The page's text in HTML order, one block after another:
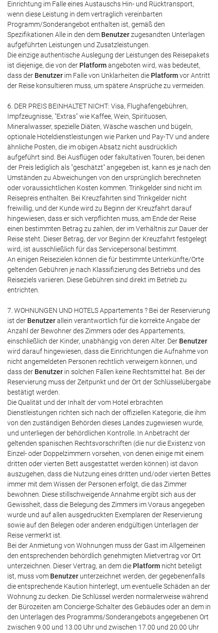
Einrichtung im Falle eines Austauschs Hin- und Rücktransport,
wenn diese Leistung in dem vertraglich vereinbarten
Programm/Sonderangebot enthalten ist, gemäß den
Spezifikationen Alle in den dem Benutzerzugesandten Unterlagen
aufgeführten Leistungen und Zusatzleistungen.
Die einzige authentische Auslegung der Leistungen des Reisepakets
ist diejenige, die von der Platformangeboten wird, was bedeutet,
dass der Benutzer im Falle von Unklarheiten die Platformvor Antritt
der Reise konsultieren muss, um spätere Ansprüche zu vermeiden.
6. DER PREIS BEINHALTET NICHT: Visa, Flughafengebühren,
Impfzeugnisse, "Extras" wie Kaffee, Wein, Spirituosen,
Mineralwasser, spezielle Diäten, Wäsche waschen und bügeln,
optionale Hoteldienstleistungen wie Parken und Pay-TV und andere
ähnliche Posten, die im obigen Absatz nicht ausdrücklich
aufgeführt sind. Bei Ausflügen oder fakultativen Touren, bei denen
der Preis lediglich als "geschätzt" angegeben ist, kann es je nach den
Umständen zu Abweichungen von den ursprünglich berechneten
oder voraussichtlichen Kosten kommen. Trinkgelder sind nicht im
Reisepreis enthalten. Bei Kreuzfahrten sind Trinkgelder nicht
freiwillig, und der Kunde wird zu Beginn der Kreuzfahrt darauf
hingewiesen, dass er sich verpflichten muss, am Ende der Reise
einen bestimmten Betrag zu zahlen, der im Verhältnis zur Dauer der
Reise steht. Dieser Betrag, der vor Beginn der Kreuzfahrt festgelegt
wird, ist ausschließlich für das Servicepersonal bestimmt.
An einigen Reisezielen können die für bestimmte Unterkünfte/Orte
geltenden Gebühren je nach Klassifizierung des Betriebs und des
Reiseziels variieren. Diese Gebühren sind direkt im Betrieb zu
entrichten.
7. WOHNUNGEN UND HOTELS Appartements ? Bei der Reservierung
ist der Benutzerallein verantwortlich für die korrekte Angabe der
Anzahl der Bewohner des Zimmers oder des Appartements,
einschließlich der Kinder, unabhängig von deren Alter. Der Benutzer
wird darauf hingewiesen, dass die Einrichtungen die Aufnahme von
nicht angemeldeten Personen rechtlich verweigern können, und
dass der Benutzer in solchen Fällen keine Rechtsmittel hat. Bei der
Reservierung muss der Zeitpunkt und der Ort der Schlüsselübergabe
bestätigt werden.
Die Qualität und der Inhalt der vom Hotel erbrachten
Dienstleistungen richten sich nach der offiziellen Kategorie, die ihm
von den zuständigen Behörden dieses Landes zugewiesen wurde,
und unterliegen der behördlichen Kontrolle. In Anbetracht der
geltenden spanischen Rechtsvorschriften (die nur die Existenz von
Einzel- oder Doppelzimmern vorsehen, von denen einige mit einem
dritten oder vierten Bett ausgestattet werden können) ist davon
auszugehen, dass die Nutzung eines dritten und/oder vierten Bettes
immer mit dem Wissen der Personen erfolgt, die das Zimmer
bewohnen. Diese stillschweigende Annahme ergibt sich aus der
Gewissheit, dass die Belegung des Zimmers im Voraus angegeben
wurde und auf allen ausgedruckten Exemplaren der Reservierung
sowie auf den Belegen oder anderen endgültigen Unterlagen der
Reise vermerkt ist.
Bei der Anmietung von Wohnungen muss der Gast im Allgemeinen
den entsprechenden behördlich genehmigten Mietvertrag vor Ort
unterzeichnen. Dieser Vertrag, an dem die Platform nicht beteiligt
ist, muss vom Benutzer unterzeichnet werden, der gegebenenfalls
die entsprechende Kaution hinterlegt, um eventuelle Schäden an der
Wohnung zu decken. Die Schlüssel werden normalerweise während
der Bürozeiten am Concierge-Schalter des Gebäudes oder an dem in
den Unterlagen des Programms/Sonderangebots angegebenen Ort
zwischen 9.00 und 13.00 Uhr und zwischen 17.00 und 20.00 Uhr